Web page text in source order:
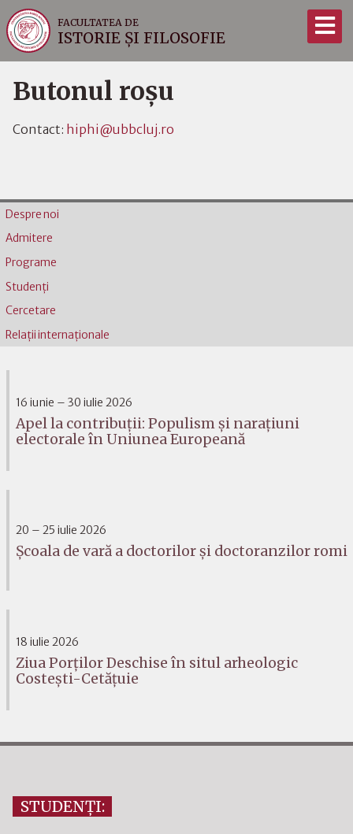
FACULTATEA DE
ISTORIE ȘI FILOSOFIE
Butonul roşu
Contact: hiphi@ubbcluj.ro
Despre noi
Admitere
Programe
Studenţi
Cercetare
Relaţii internaţionale
16 iunie – 30 iulie 2026
Apel la contribuții: Populism și narațiuni
electorale în Uniunea Europeană
20 – 25 iulie 2026
Școala de vară a doctorilor și doctoranzilor romi
18 iulie 2026
Ziua Porților Deschise în situl arheologic
Costești-Cetățuie
STUDENȚI: